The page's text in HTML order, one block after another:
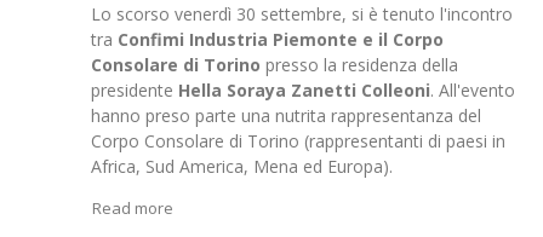
Lo scorso venerdì 30 settembre, si è tenuto l'incontro
tra Confimi Industria Piemonte e il Corpo
Consolare di Torino presso la residenza della
presidente Hella Soraya Zanetti Colleoni. All'evento
hanno preso parte una nutrita rappresentanza del
Corpo Consolare di Torino (rappresentanti di paesi in
Africa, Sud America, Mena ed Europa).
Read more